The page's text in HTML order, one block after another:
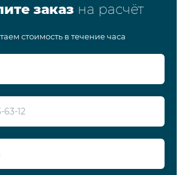
заказ на расчёт
стоимость в течение часа